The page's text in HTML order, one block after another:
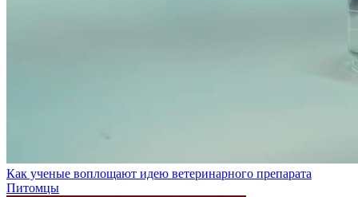
Как ученые воплощают идею ветеринарного препарата
Питомцы